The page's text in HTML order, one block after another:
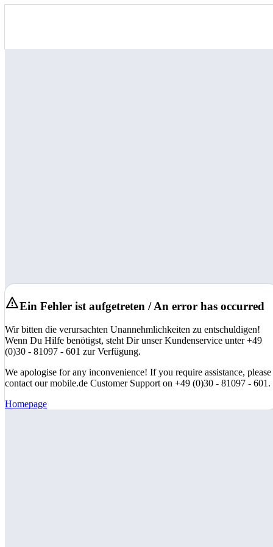
Ein Fehler ist aufgetreten / An error has occurred
Wir bitten die verursachten Unannehmlichkeiten zu entschuldigen!
Wenn Du Hilfe benötigst, steht Dir unser Kundenservice unter +49
(0)30 - 81097 - 601 zur Verfügung.
We apologise for any inconvenience! If you require assistance, please
contact our mobile.de Customer Support on +49 (0)30 - 81097 - 601.
Homepage